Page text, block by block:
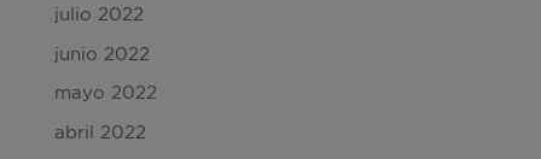
julio 2022
junio 2022
mayo 2022
abril 2022